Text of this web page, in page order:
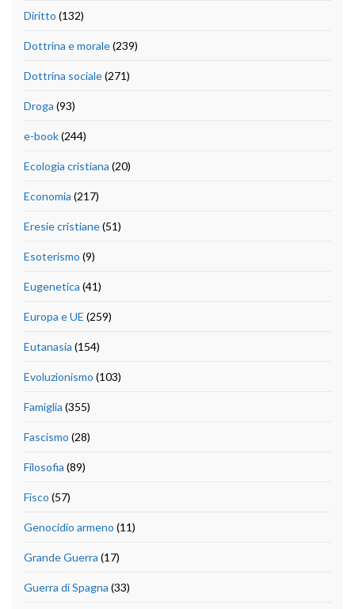
Diritto (132)
Dottrina e morale(239)
Dottrina sociale(271)
Droga (93)
e-book(244)
Ecologia cristiana (20)
Economia (217)
Eresie cristiane(51)
Esoterismo (9)
Eugenetica (41)
Europa e UE (259)
Eutanasia (154)
Evoluzionismo (103)
Famiglia (355)
Fascismo (28)
Filosofia (89)
Fisco (57)
Genocidio armeno (11)
Grande Guerra (17)
Guerra di Spagna (33)